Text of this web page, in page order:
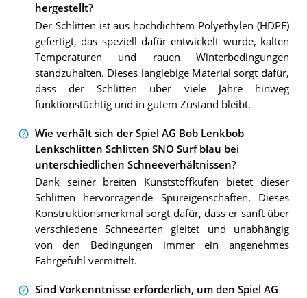
hergestellt?
Der Schlitten ist aus hochdichtem Polyethylen (HDPE)
gefertigt, das speziell dafür entwickelt wurde, kalten
Temperaturen und rauen Winterbedingungen
standzuhalten. Dieses langlebige Material sorgt dafür,
dass der Schlitten über viele Jahre hinweg
funktionstüchtig und in gutem Zustand bleibt.
Wie verhält sich der Spiel AG Bob Lenkbob
Lenkschlitten Schlitten SNO Surf blau bei
unterschiedlichen Schneeverhältnissen?
Dank seiner breiten Kunststoffkufen bietet dieser
Schlitten hervorragende Spureigenschaften. Dieses
Konstruktionsmerkmal sorgt dafür, dass er sanft über
verschiedene Schneearten gleitet und unabhängig
von den Bedingungen immer ein angenehmes
Fahrgefühl vermittelt.
Sind Vorkenntnisse erforderlich, um den Spiel AG